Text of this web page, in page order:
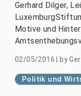
Gerhard Dilger,
Motive und
02/05/2016 by
Politik und